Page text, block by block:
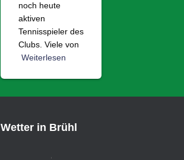
noch heute
aktiven
Tennisspieler des
Clubs. Viele von
Weiterlesen
Wetter in Brühl